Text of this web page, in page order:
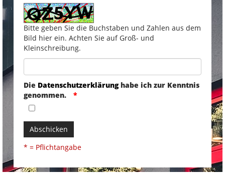
Bitte geben Sie die Buchstaben und Zahlen aus dem
Bild hier ein. Achten Sie auf Groß- und
Kleinschreibung.
Die Datenschutzerklärunghabe ich zur Kenntnis
genommen.
Abschicken
* = Pflichtangabe